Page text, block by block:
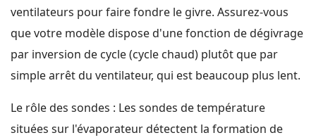
ventilateurs pour faire fondre le givre. Assurez-vous
que votre modèle dispose d'une fonction de dégivrage
par inversion de cycle (cycle chaud) plutôt que par
simple arrêt du ventilateur, qui est beaucoup plus lent.
Le rôle des sondes : Les sondes de température
situées sur l'évaporateur détectent la formation de